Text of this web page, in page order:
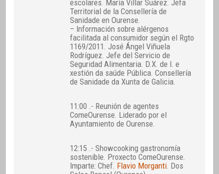
escolares. María Villar Suárez. Jefa
Territorial de la Consellería de
Sanidade en Ourense.
– Información sobre alérgenos
facilitada al consumidor según el Rgto
1169/2011. José Ángel Viñuela
Rodríguez. Jefe del Servicio de
Seguridad Alimentaria. D.X. de I. e
xestión da saúde Pública. Consellería
de Sanidade da Xunta de Galicia.
11:00 .- Reunión de agentes
ComeOurense. Liderado por el
Ayuntamiento de Ourense.
12:15 .- Showcooking gastronomía
sostenible. Proxecto ComeOurense.
Imparte: Chef. Flavio Morganti . Dos